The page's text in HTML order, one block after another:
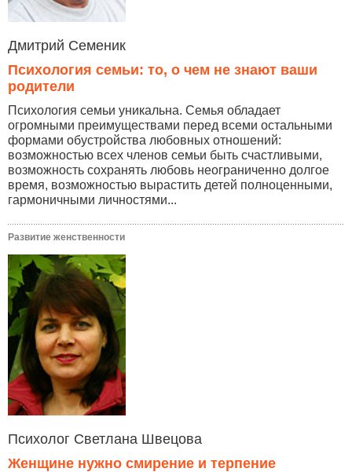
Дмитрий Семеник
Психология семьи: то, о чем не знают ваши
родители
Психология семьи уникальна. Семья обладает
огромными преимуществами перед всеми остальными
формами обустройства любовных отношений:
возможностью всех членов семьи быть счастливыми,
возможность сохранять любовь неограниченно долгое
время, возможностью вырастить детей полноценными,
гармоничными личностями...
Развитие женственности
Психолог Светлана Швецова
Женщине нужно смирение и терпение